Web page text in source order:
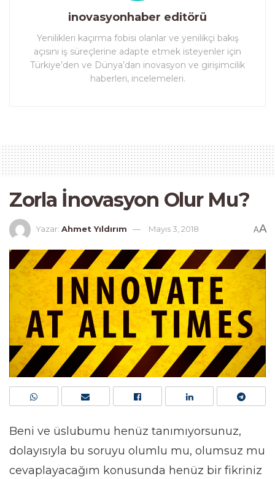
inovasyonhaber editörü
Yenilikleri kaçırma fobisi olanlar ve yenilikçi bakış
açısını iş süreçlerine adapte etmek isteyenler için
Türkiye’den ve Dünya’dan inovasyon ve girişimcilik
haberleri, incelemeleri.
Zorla İnovasyon Olur Mu?
Yazar: Ahmet Yıldırım Mayıs 3, 2018 AA
Beni ve üslubumu henüz tanımıyorsunuz,
dolayısıyla bu soruyu olumlu mu, olumsuz mu
cevaplayacağım konusunda henüz bir fikriniz